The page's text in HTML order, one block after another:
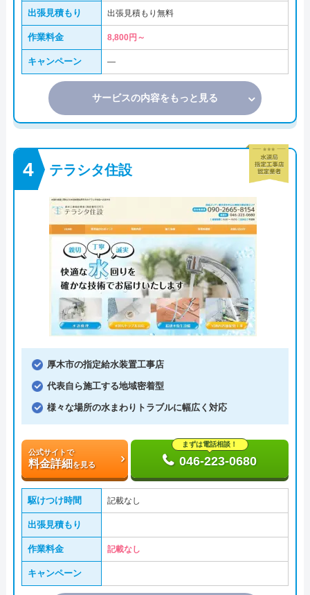
出張見積もり 出張見積もり無料
作業料金 8,800円～
キャンペーン ―
サービスの内容をもっと見る
テラシタ住設
厚木市の指定給水装置工事店
代表自ら施工する地域密着型
様々な場所の水まわりトラブルに幅広く対応
公式サイトで
料金詳細を見る
まずは電話相談！
046-223-0680
駆けつけ時間 記載なし
出張見積もり
作業料金 記載なし
キャンペーン